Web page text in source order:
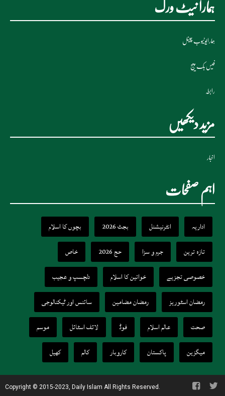
ہمارا نیٹ ورک
ہمارایوٹیوب چینل
فیس بک پیج
رابطہ
مزید دیکھیں
اخبار
اہم صفحات
اداریہ انٹرنیشنل بجٹ 2026
بچوں کا اسلام
تازہ ترین
جرم و سزا حج 2026
خاص
خصوصی تجزیے
خواتین کا اسلام
دلچسپ و عجیب
رمضان اسٹوریز
رمضان مضامین
سائنس اور ٹیکنالوجی
صحت
عالم اسلام فوڈ لائف اسٹائل
موسم
میگزین
پاکستان کاروبار کالم کھیل
Copyright © 2015-2023, Daily Islam All Rights Reserved.